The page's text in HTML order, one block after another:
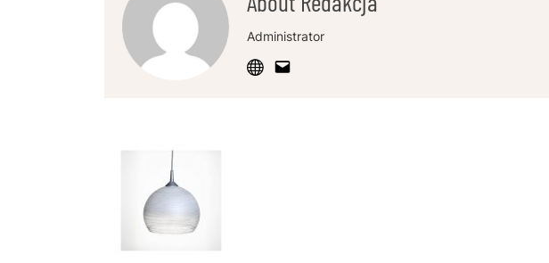
Administrator
Post
Navigation